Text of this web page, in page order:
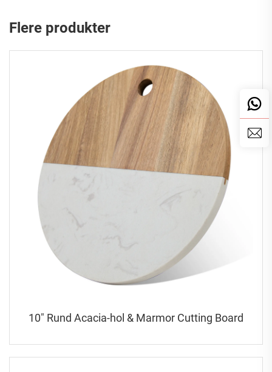
Flere produkter
10" Rund Acacia-hol & Marmor Cutting Board